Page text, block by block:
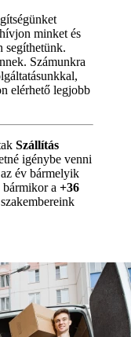
minket és
segíthetünk.
Számunkra
elérhető legjobb
Szállítás
igénybe venni
év bármelyik
bármikor a +36